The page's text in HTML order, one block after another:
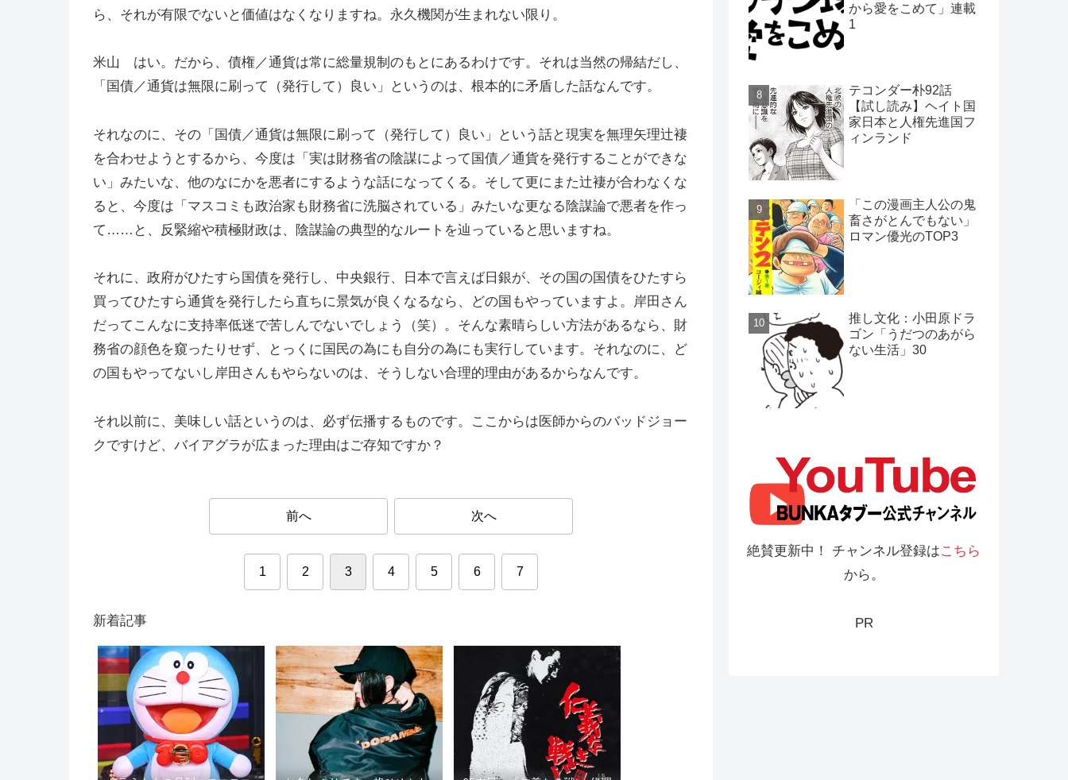
ら、それが有限でないと価値はなくなりますね。永久機関が生まれない限り。
米山 はい。だから、債権／通貨は常に総量規制のもとにあるわけです。それは当然の帰結だし、
「国債／通貨は無限に刷って（発行して）良い」というのは、根本的に矛盾した話なんです。
それなのに、その「国債／通貨は無限に刷って（発行して）良い」という話と現実を無理矢理辻褄
を合わせようとするから、今度は「実は財務省の陰謀によって国債／通貨を発行することができな
い」みたいな、他のなにかを悪者にするような話になってくる。そして更にまた辻褄が合わなくな
ると、今度は「マスコミも政治家も財務省に洗脳されている」みたいな更なる陰謀論で悪者を作っ
て……と、反緊縮や積極財政は、陰謀論の典型的なルートを辿っていると思いますね。
それに、政府がひたすら国債を発行し、中央銀行、日本で言えば日銀が、その国の国債をひたすら
買ってひたすら通貨を発行したら直ちに景気が良くなるなら、どの国もやっていますよ。岸田さん
だってこんなに支持率低迷で苦しんでないでしょう（笑）。そんな素晴らしい方法があるなら、財
務省の顔色を窺ったりせず、とっくに国民の為にも自分の為にも実行しています。それなのに、ど
の国もやってないし岸田さんもやらないのは、そうしない合理的理由があるからなんです。
それ以前に、美味しい話というのは、必ず伝播するものです。ここからは医師からのバッドジョー
クですけど、バイアグラが広まった理由はご存知ですか？
前へ 次へ
1 2 3 4 5 6 7
新着記事
から愛をこめて」連載
1
テコンダー朴92話
【試し読み】ヘイト国
家日本と人権先進国フ
ィンランド
「この漫画主人公の鬼
畜さがとんでもない」
ロマン優光のTOP3
推し文化：小田原ドラ
ゴン「うだつのあがら
ない生活」30
絶賛更新中！ チャンネル登録はこちら
から。
PR